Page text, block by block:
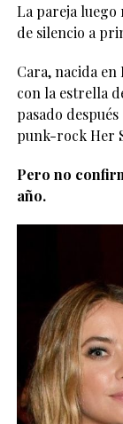
La pareja luego
de silencio a
Cara, nacida
con la estrella
pasado
punk-rock Her
Pero no
año.